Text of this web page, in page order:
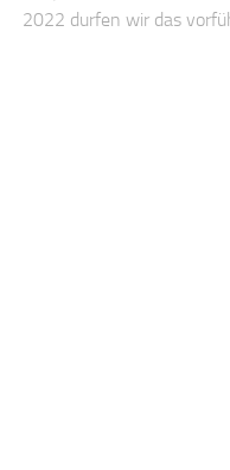
2022 durfen wir das